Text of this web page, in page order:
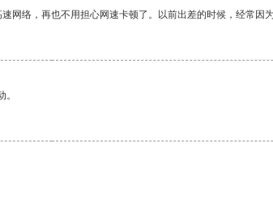
络，再也不用担心网速卡顿了。以前出差的时候，经常因